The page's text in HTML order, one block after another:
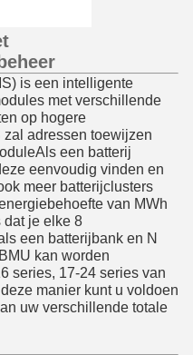
is een intelligente
met verschillende
op hogere
adressen toewijzen
een batterij
eenvoudig vinden en
meer batterijclusters
van MWh
dat je elke 8
een batterijbank en N
kan worden
series, 17-24 series van
manier kunt u voldoen
uw verschillende totale